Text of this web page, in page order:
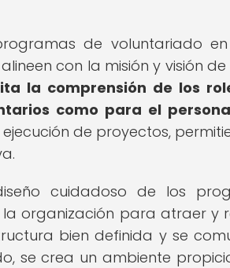
de voluntariado
con la misión y visión
la comprensión de los
como para el
de proyectos,
cuidadoso de los
organización para atraer y
bien definida y se
se crea un ambiente